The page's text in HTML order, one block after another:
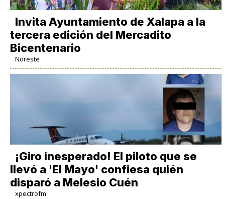
Invita Ayuntamiento de Xalapa a la
tercera edición del Mercadito
Bicentenario
Noreste
¡Giro inesperado! El piloto que se
llevó a 'El Mayo' confiesa quién
disparó a Melesio Cuén
xpectrofm